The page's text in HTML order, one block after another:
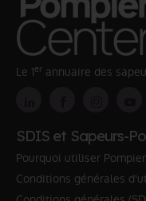
Le 1er annuaire des
SDIS et Sapeurs-
Pourquoi utiliser
Conditions générales